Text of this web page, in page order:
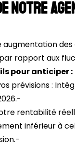
notre
augmentation
rapport aux
pour anticiper :
prévisions :
rentabilité
inférieur à